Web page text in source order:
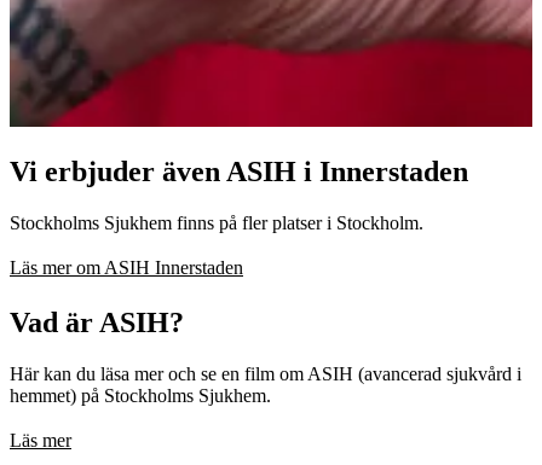
Vi erbjuder även ASIH i Innerstaden
Stockholms Sjukhem finns på fler platser i Stockholm.
Läs mer om ASIH Innerstaden
Vad är ASIH?
Här kan du läsa mer och se en film om ASIH (avancerad sjukvård i
hemmet) på Stockholms Sjukhem.
Läs mer